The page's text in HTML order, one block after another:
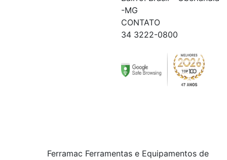
-MG
CONTATO
34 3222-0800
Ferramac Ferramentas e Equipamentos de